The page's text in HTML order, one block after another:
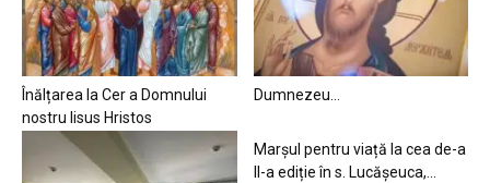
Înălțarea la Cer a Domnului
nostru Iisus Hristos
Dumnezeu…
Marșul pentru viață la cea de-a
II-a ediție în s. Lucășeuca,...